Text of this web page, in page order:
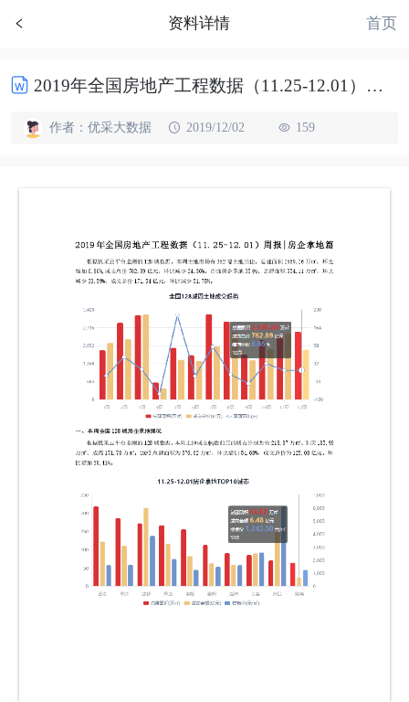
资料详情 首页
2019年全国房地产工程数据（11.25-12.01）周报房企拿地篇
作者：优采大数据 2019/12/02 159